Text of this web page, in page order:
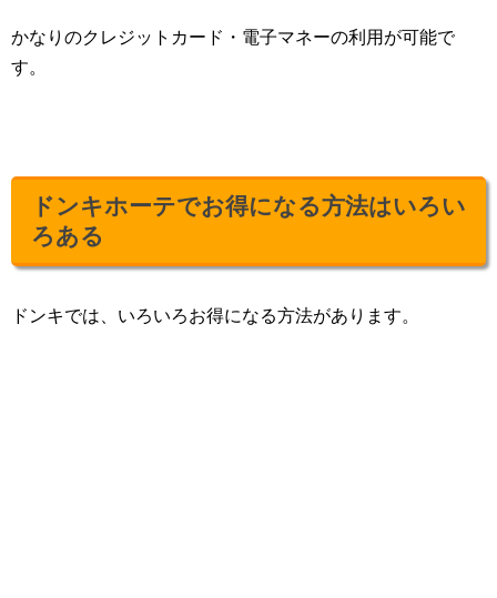
かなりのクレジットカード・電子マネーの利用が可能で
す。
ドンキホーテでお得になる方法はいろい
ろある
ドンキでは、いろいろお得になる方法があります。